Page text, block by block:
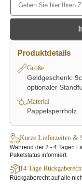
Produktdetails
Größe
Geldgeschenk:
optionaler
Material
Pappelsperrholz
Kurze Lieferzeiten &
Während der 2 - 4 Tagen
Paketstatus informiert.
14 Tage
Rückgaberecht auf alle